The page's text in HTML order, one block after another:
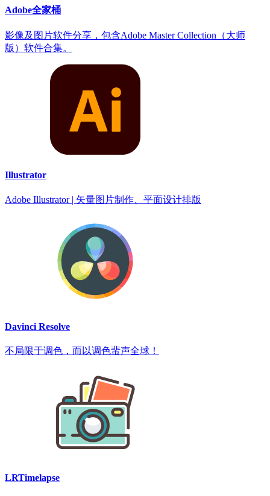
Adobe全家桶
影像及图片软件分享，包含Adobe Master Collection（大师
版）软件合集。
Illustrator
Adobe Illustrator | 矢量图片制作、平面设计排版
Davinci Resolve
不局限于调色，而以调色蜚声全球！
LRTimelapse